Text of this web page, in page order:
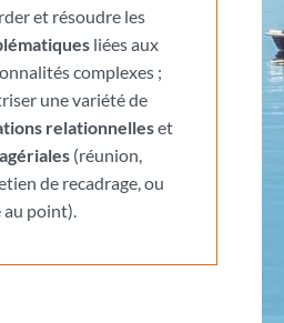
et résoudre les
liées aux
complexes ;
une variété de
relationnelleset
(réunion,
de recadrage, ou
au point).